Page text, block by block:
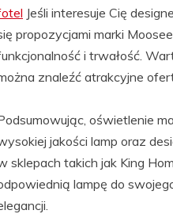
Jeśli interesuje Cię
propozycjami marki
i trwałość.
znaleźć atrakcyjne
oświetlenie
jakości lamp oraz
sklepach takich jak King
lampę do